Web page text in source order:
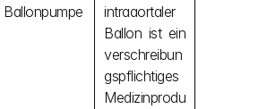
Ballonpumpe
intraaortaler
Ballon ist ein
verschreibun
gspflichtiges
Medizinprodu